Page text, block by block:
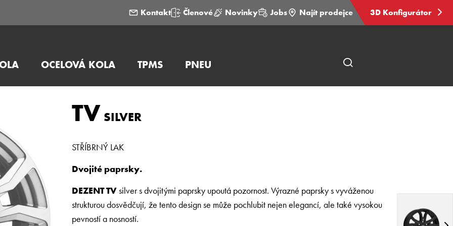
Kontakt Členové Novinky Jobs Najít prodejce 3D Konfigurátor
OCELOVÁ KOLA TPMS PNEU
TV SILVER
STŘÍBRNÝ LAK
Dvojité paprsky.
DEZENT TVsilver s dvojitými paprsky upoutá pozornost. Výrazné paprsky s vyváženou
strukturou dosvědčují, že tento design se může pochlubit nejen elegancí, ale také vysokou
pevností a nosností.